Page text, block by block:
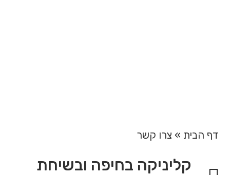
דף הבית » צרו קשר
קליניקה בחיפה ובשיחת